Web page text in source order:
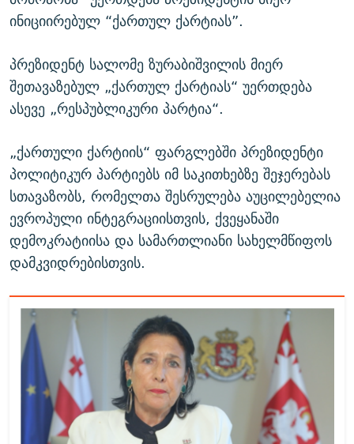
ინიციირებულ “ქართულ ქარტიას”.
პრეზიდენტ სალომე ზურაბიშვილის მიერ
შეთავაზებულ „ქართულ ქარტიას“ უერთდება
ასევე „რესპუბლიკური პარტია“.
„ქართული ქარტიის“ ფარგლებში პრეზიდენტი
პოლიტიკურ პარტიებს იმ საკითხებზე შეჯერებას
სთავაზობს, რომელთა შესრულება აუცილებელია
ევროპული ინტეგრაციისთვის, ქვეყანაში
დემოკრატიისა და სამართლიანი სახელმწიფოს
დამკვიდრებისთვის.